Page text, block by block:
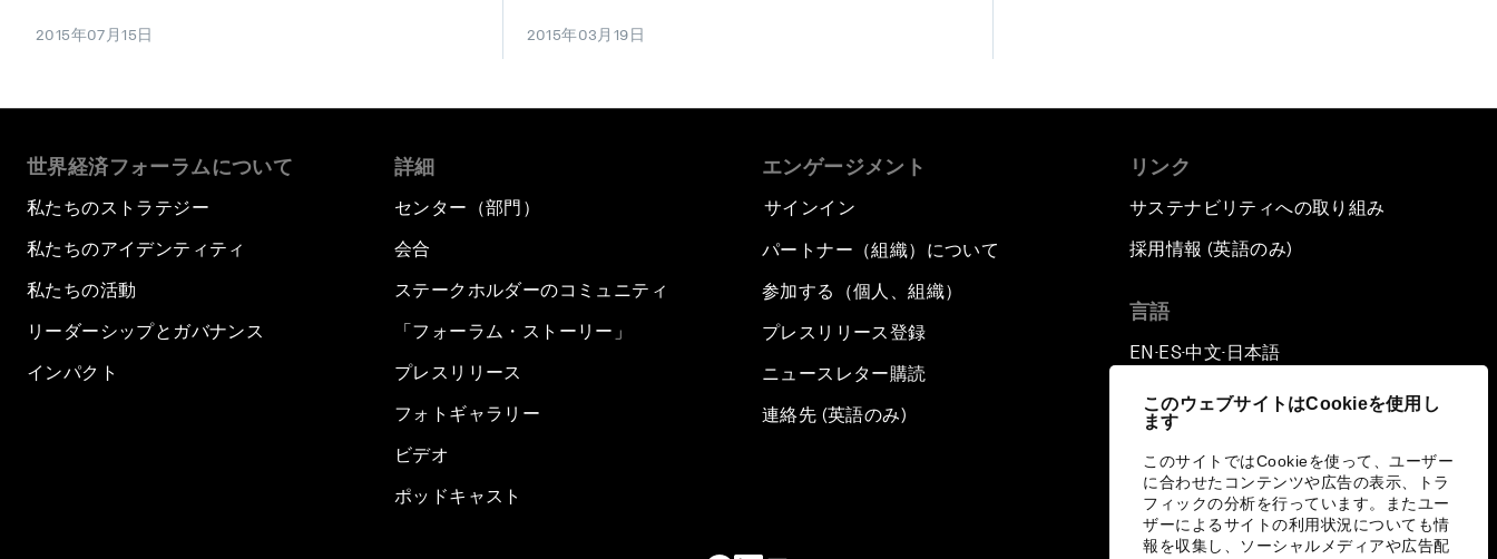
このウェブサイトはCookieを使用し
ます
このサイトではCookieを使って、ユーザー
に合わせたコンテンツや広告の表示、トラ
フィックの分析を行っています。またユー
ザーによるサイトの利用状況についても情
報を収集し、ソーシャルメディアや広告配
2015年07月15日 2015年03月19日
世界経済フォーラムについて
私たちのストラテジー
私たちのアイデンティティ
私たちの活動
リーダーシップとガバナンス
インパクト
詳細
センター（部門）
会合
ステークホルダーのコミュニティ
「フォーラム・ストーリー」
プレスリリース
フォトギャラリー
ビデオ
ポッドキャスト
エンゲージメント
サインイン
パートナー（組織）について
参加する（個人、組織）
プレスリリース登録
ニュースレター購読
連絡先 (英語のみ)
リンク
サステナビリティへの取り組み
採用情報 (英語のみ)
言語
EN ▪ES▪中文▪ 日本語